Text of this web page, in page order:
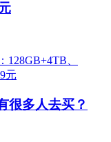
很多人去买？